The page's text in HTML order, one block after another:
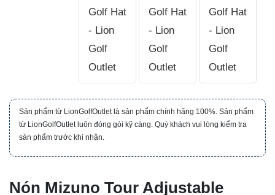
Sản phẩm từ LionGolfOutlet là sản phẩm chính hãng 100%. Sản phẩm
từ LionGolfOutlet luôn đóng gói kỹ càng. Quý khách vui lòng kiểm tra
sản phẩm trước khi nhận.
Nón Mizuno Tour Adjustable